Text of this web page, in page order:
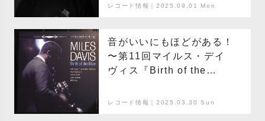
レコード情報｜2025.09.01 Mon
音がいいにもほどがある！
〜第11回マイルス・デイ
ヴィス『Birth of the
レコード情報｜2025.03.30 Sun